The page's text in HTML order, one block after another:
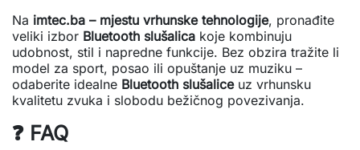
Na imtec.ba – mjestu vrhunske tehnologije, pronađite
veliki izbor Bluetooth slušalica koje kombinuju
udobnost, stil i napredne funkcije. Bez obzira tražite li
model za sport, posao ili opuštanje uz muziku –
odaberite idealne Bluetooth slušaliceuz vrhunsku
kvalitetu zvuka i slobodu bežičnog povezivanja.
❓ FAQ